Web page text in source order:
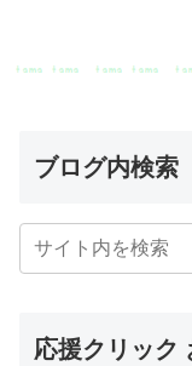
ブログ内検索
応援クリック